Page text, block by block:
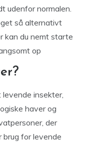
udenfor normalen.
så alternativt
kan du nemt starte
op
insekter,
haver og
der
for levende